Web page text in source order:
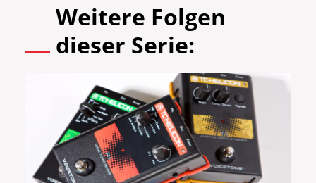
Weitere Folgen
dieser Serie: